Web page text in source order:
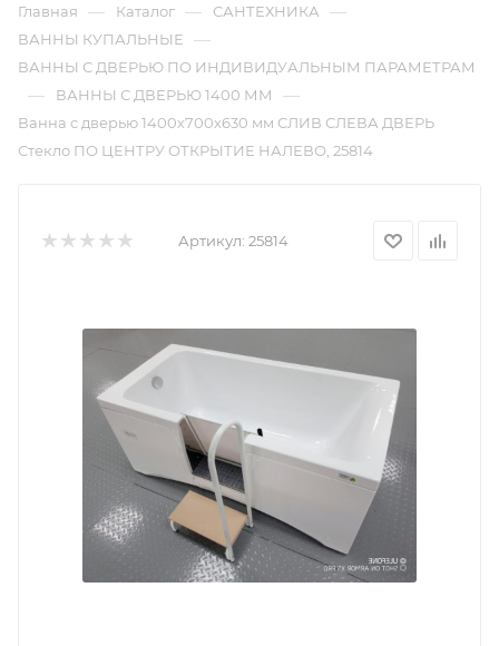
Главная — Каталог — САНТЕХНИКА —
ВАННЫ КУПАЛЬНЫЕ —
ВАННЫ С ДВЕРЬЮ ПО ИНДИВИДУАЛЬНЫМ ПАРАМЕТРАМ
— ВАННЫ С ДВЕРЬЮ 1400 ММ —
Ванна с дверью 1400х700х630 мм СЛИВ СЛЕВА ДВЕРЬ
Стекло ПО ЦЕНТРУ ОТКРЫТИЕ НАЛЕВО, 25814
Артикул: 25814